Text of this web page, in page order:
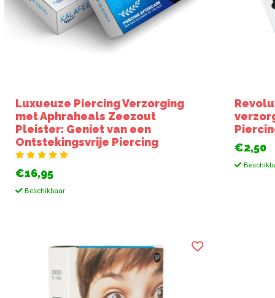
Luxueuze Piercing Verzorging
met Aphraheals Zeezout
Pleister: Geniet van een
Ontstekingsvrije Piercing
€16,95
Beschikbaar
€2,50